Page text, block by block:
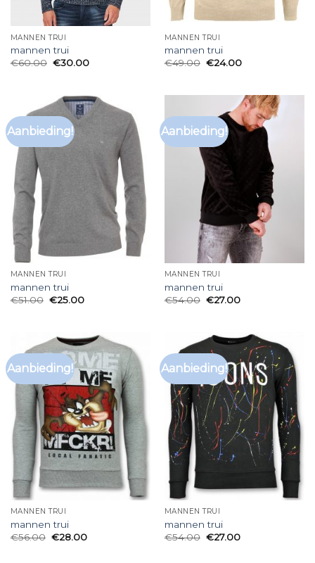
MANNEN TRUI
mannen trui
€60.00 €30.00
MANNEN TRUI
mannen trui
€49.00 €24.00
Aanbieding!
MANNEN TRUI
mannen trui
€51.00 €25.00
Aanbieding!
MANNEN TRUI
mannen trui
€54.00 €27.00
Aanbieding!
MANNEN TRUI
mannen trui
€56.00 €28.00
Aanbieding!
MANNEN TRUI
mannen trui
€54.00 €27.00